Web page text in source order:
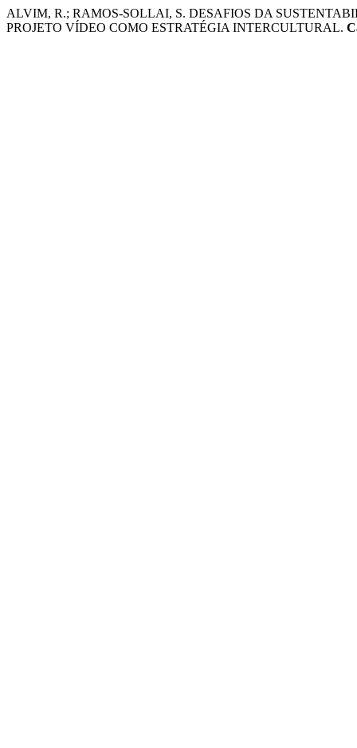
ALVIM, R.; RAMOS-SOLLAI, S. DESAFIOS DA
PROJETO VÍDEO COMO ESTRATÉGIA INTERCULTURAL.